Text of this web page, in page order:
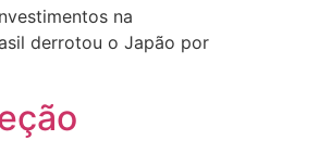
na
derrotou o Japão por